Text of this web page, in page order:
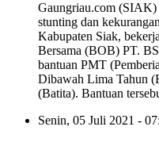
Gaungriau.com (SIAK)
stunting dan
Kabupaten Siak,
Bersama (BOB) PT.
bantuan PMT
Dibawah Lima Tahun
(Batita). Bantuan
Senin, 05 Juli 2021 -